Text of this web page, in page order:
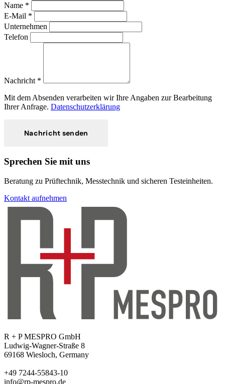
Veranstaltungen Unternehmen Impressum
Deutsch English
Română Türkçe
info@rp-mespro.de
Kontakt aufnehmen
Name *
E-Mail *
Unternehmen
Telefon
Nachricht *
Mit dem Absenden verarbeiten wir Ihre Angaben zur Bearbeitung
Ihrer Anfrage. Datenschutzerklärung
Nachricht senden
Sprechen Sie mit uns
Beratung zu Prüftechnik, Messtechnik und sicheren Testeinheiten.
Kontakt aufnehmen
R + P MESPRO GmbH
Ludwig-Wagner-Straße 8
69168 Wiesloch, Germany
+49 7244-55843-10
info@rp-mespro.de